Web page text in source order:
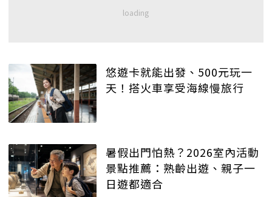
悠遊卡就能出發、500元玩一
天！搭火車享受海線慢旅行
暑假出門怕熱？2026室內活動
景點推薦：熟齡出遊、親子一
日遊都適合